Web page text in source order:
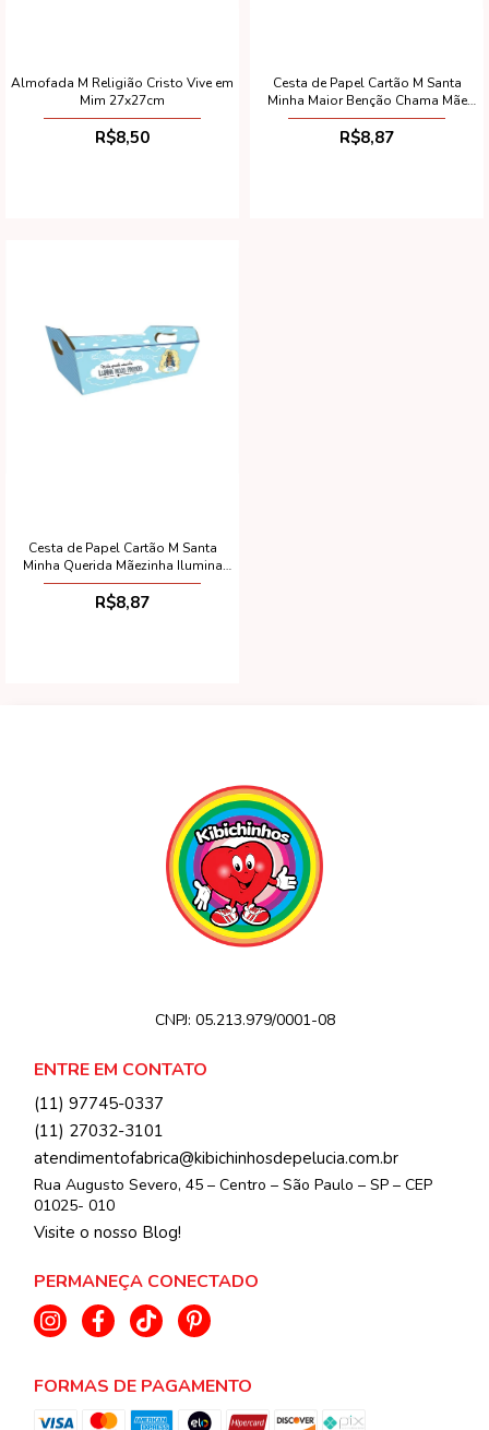
Almofada M Religião Cristo Vive em
Mim 27x27cm
R$8,50
Cesta de Papel Cartão M Santa
Minha Maior Benção Chama Mãe
(Desmontada)
R$8,87
Cesta de Papel Cartão M Santa
Minha Querida Mãezinha Ilumina
Meus Passos (Desmontada)
R$8,87
CNPJ: 05.213.979/0001-08
ENTRE EM CONTATO
(11) 97745-0337
(11) 27032-3101
atendimentofabrica@kibichinhosdepelucia.com.br
Rua Augusto Severo, 45 – Centro – São Paulo – SP – CEP
01025- 010
Visite o nosso Blog!
PERMANEÇA CONECTADO
FORMAS DE PAGAMENTO